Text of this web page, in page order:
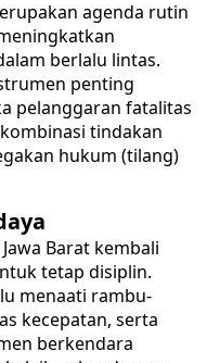
agenda rutin
berlalu lintas.
penting
pelanggaran fatalitas
tindakan
hukum (tilang)
Barat kembali
tetap disiplin.
menaati rambu-
kecepatan, serta
berkendara